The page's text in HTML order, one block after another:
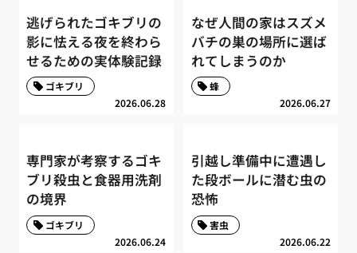
逃げられたゴキブリの
影に怯える夜を終わら
せるための実体験記録
2026.06.28
ゴキブリ
なぜ人間の家はスズメ
バチの巣の場所に選ば
れてしまうのか
2026.06.27
蜂
専門家が考察するゴキ
ブリ殺虫と食器用洗剤
の境界
2026.06.24
ゴキブリ
引越し準備中に遭遇し
た段ボールに潜む虫の
恐怖
2026.06.22
害虫